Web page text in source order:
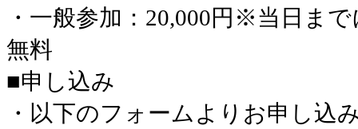
・一般参加：20,000円※当日ま
無料
■申し込み
・以下のフォームよりお申し込